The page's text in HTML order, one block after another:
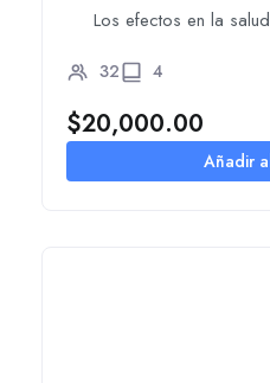
Los efectos en la
32 4
$20,000.00
Añadir